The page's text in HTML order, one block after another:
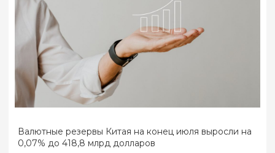
Валютные резервы Китая на конец июля выросли на
0,07% до 418,8 млрд долларов